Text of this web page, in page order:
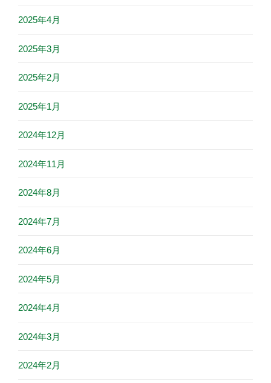
2025年4月
2025年3月
2025年2月
2025年1月
2024年12月
2024年11月
2024年8月
2024年7月
2024年6月
2024年5月
2024年4月
2024年3月
2024年2月